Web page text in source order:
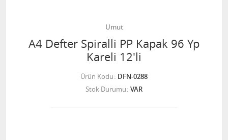
Umut
A4 Defter Spiralli PP Kapak 96 Yp
Kareli 12'li
Ürün Kodu DFN-0288
Stok Durumu VAR